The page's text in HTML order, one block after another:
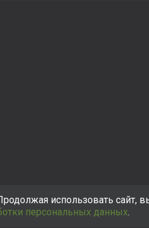
использовать сайт,
персональных данных.